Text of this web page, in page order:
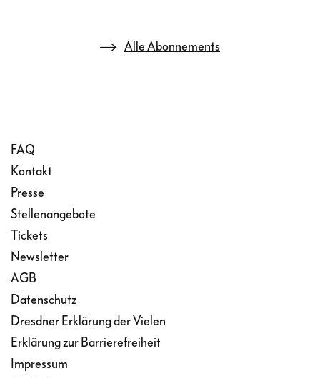
Alle Abonnements
FAQ
Kontakt
Presse
Stellenangebote
Tickets
Newsletter
AGB
Datenschutz
Dresdner Erklärung der Vielen
Erklärung zur Barrierefreiheit
Impressum